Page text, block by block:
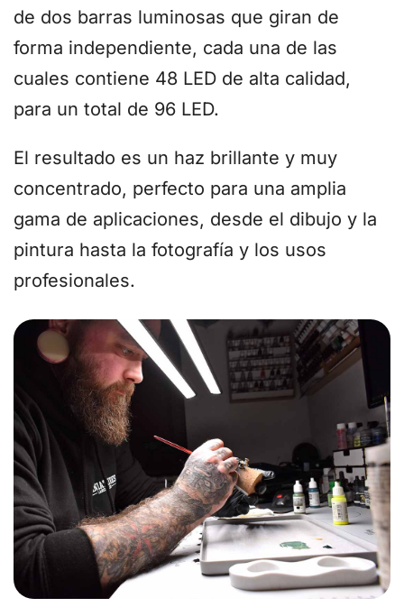
de dos barras luminosas que giran de
forma independiente, cada una de las
cuales contiene 48 LED de alta calidad,
para un total de 96 LED.
El resultado es un haz brillante y muy
concentrado, perfecto para una amplia
gama de aplicaciones, desde el dibujo y la
pintura hasta la fotografía y los usos
profesionales.